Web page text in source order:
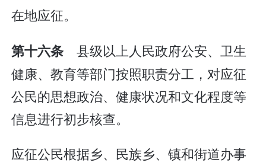
在地应征。
第十六条 县级以上人民政府公安、卫生
健康、教育等部门按照职责分工，对应征
公民的思想政治、健康状况和文化程度等
信息进行初步核查。
应征公民根据乡、民族乡、镇和街道办事